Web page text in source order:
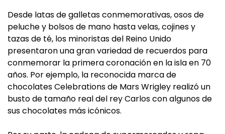
Desde latas de galletas conmemorativas, osos de
peluche y bolsos de mano hasta velas, cojines y
tazas de té, los minoristas del Reino Unido
presentaron una gran variedad de recuerdos para
conmemorar la primera coronación en la isla en 70
años. Por ejemplo, la reconocida marca de
chocolates Celebrations de Mars Wrigley realizó un
busto de tamaño real del rey Carlos con algunos de
sus chocolates más icónicos.